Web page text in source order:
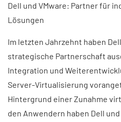
Dell und VMware: Partner für
Lösungen
Im letzten Jahrzehnt haben
strategische Partnerschaft
Integration und
Server-Virtualisierung
Hintergrund einer Zunahme
den Anwendern haben Dell